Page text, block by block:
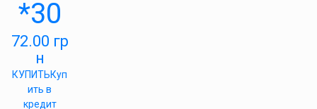
*30
72.00 гр
н
КУПИТЬКуп
ить в
кредит